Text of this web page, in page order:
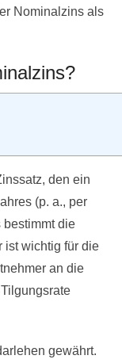
Nominalzins als
den ein
(p. a., per
die
ist wichtig für die
an die
gewährt.